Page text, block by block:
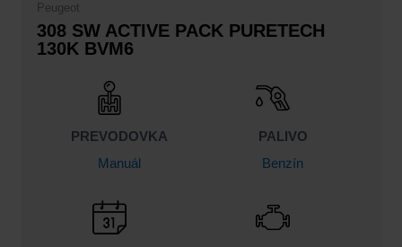
Peugeot
308 SW ACTIVE PACK PURETECH
130K BVM6
PREVODOVKA
Manuál
PALIVO
Benzín